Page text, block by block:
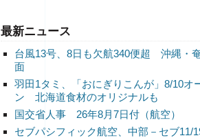
最新ニュース
台風13号、8日も欠航340便超 沖縄・
面
羽田1タミ、「おにぎりこんが」8/10オ
ン 北海道食材のオリジナルも
国交省人事 26年8月7日付（航空）
セブパシフィック航空、中部－セブ11/